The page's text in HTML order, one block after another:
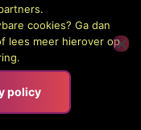
cookies? Ga dan
lees meer hierover op
policy